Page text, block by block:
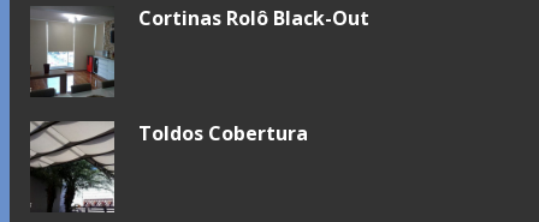
Cortinas Rolô Black-Out
Toldos Cobertura